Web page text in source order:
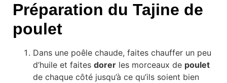
Préparation du Tajine de
poulet
Dans une poêle chaude, faites chauffer un peu
d’huile et faites dorer les morceaux de poulet
de chaque côté jusqu’à ce qu’ils soient bien